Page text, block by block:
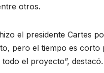
otros.
el presidente Cartes
pero el tiempo es corto
el proyecto”, destacó.